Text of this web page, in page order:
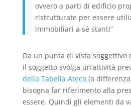
ovvero a parti di edificio
ristrutturate per essere
immobiliari a sé stanti”
Da un punta di vista soggettivo
il soggetto svolga un’attività
della Tabella Ateco (a
bisogna far riferimento alla
essere. Quindi gli elementi da